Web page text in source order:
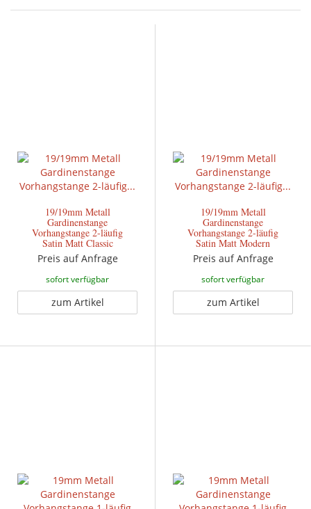
19/19mm Metall
Gardinenstange
Vorhangstange 2-läufig
Satin Matt Classic
Preis auf Anfrage
sofort verfügbar
zum Artikel
19/19mm Metall
Gardinenstange
Vorhangstange 2-läufig
Satin Matt Modern
Preis auf Anfrage
sofort verfügbar
zum Artikel